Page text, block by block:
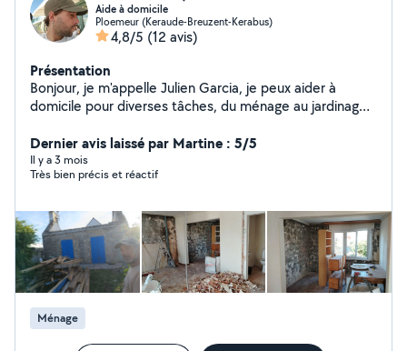
Aide à domicile
Ploemeur (Keraude-Breuzent-Kerabus)
4,8/5 (12 avis)
Présentation
Bonjour, je m'appelle Julien Garcia, je peux aider à
domicile pour diverses tâches, du ménage au jardinage
je saurai satisfaire votre demande. Je me déplace à
vélo, je peux transporter des outils, faire des petites
livraisons, apporter des repas et autre.. Au plaisir de
Dernier avis laissé par Martine : 5/5
Il y a 3 mois
Très bien précis et réactif
Ménage